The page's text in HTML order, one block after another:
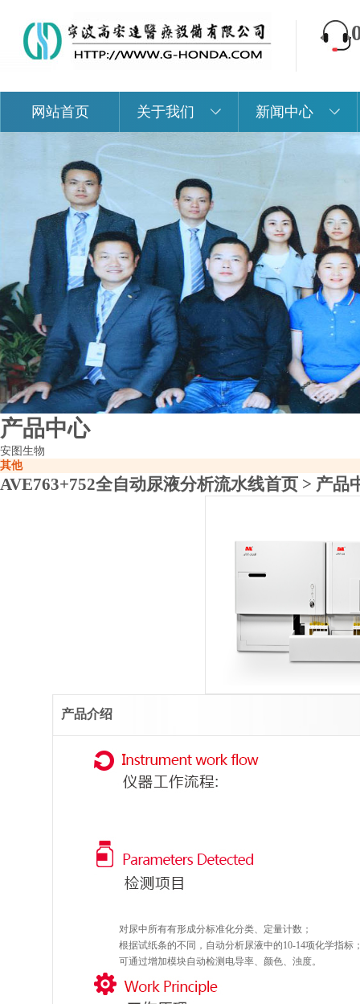
网站首页 关于我们 新闻中心
产品中心
安图生物
其他
AVE763+752全自动尿液分析流水线首页 > 产品
产品介绍
对尿中所有有形成分标准化分
根据试纸条的不同，自动分析尿液
可通过增加模块自动检测电导率、颜色、浊度。